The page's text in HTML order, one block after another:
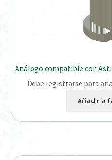
Análogo compatible con
Debe registrarse para
Añadir a